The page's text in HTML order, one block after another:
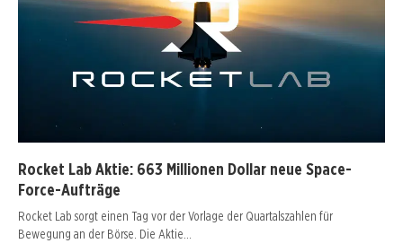
Rocket Lab Aktie: 663 Millionen Dollar neue Space-
Force-Aufträge
Rocket Lab sorgt einen Tag vor der Vorlage der Quartalszahlen für
Bewegung an der Börse. Die Aktie…